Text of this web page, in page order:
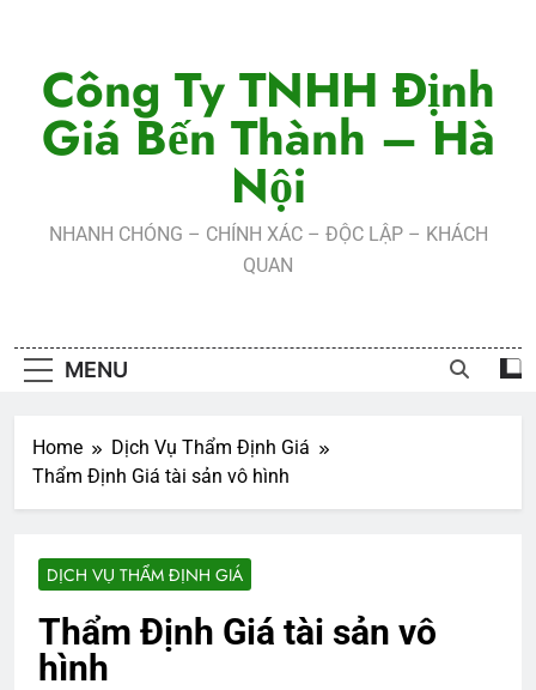
contentCông Ty TNHH Định
Giá Bến Thành – Hà
Nội
NHANH CHÓNG – CHÍNH XÁC – ĐỘC LẬP – KHÁCH
QUAN
MENU
Home
Dịch Vụ Thẩm Định Giá
Thẩm Định Giá tài sản vô hình
DỊCH VỤ THẨM ĐỊNH GIÁ
Thẩm Định Giá tài sản vô
hình